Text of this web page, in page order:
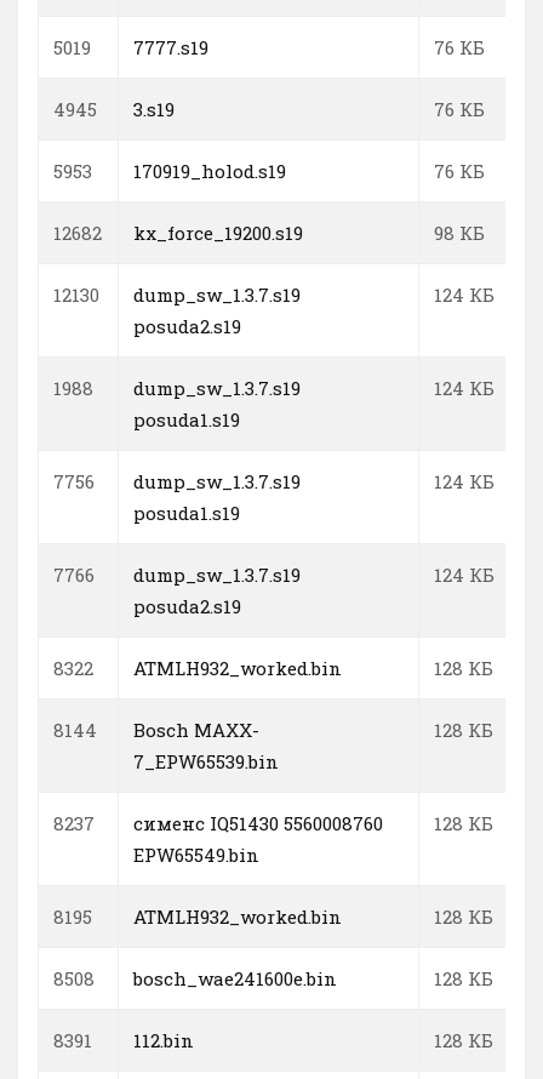
5019 7777.s19 76 КБ
4945 3.s19 76 КБ
5953 170919_holod.s19 76 КБ
12682 kx_force_19200.s19 98 КБ
12130
dump_sw_1.3.7.s19
posuda2.s19
124 КБ
1988
dump_sw_1.3.7.s19
posuda1.s19
124 КБ
7756
dump_sw_1.3.7.s19
posuda1.s19
124 КБ
7766
dump_sw_1.3.7.s19
posuda2.s19
124 КБ
8322 ATMLH932_worked.bin 128 КБ
8144
Bosch MAXX-
7_EPW65539.bin
128 КБ
8237
сименс IQ51430 5560008760
EPW65549.bin
128 КБ
8195 ATMLH932_worked.bin 128 КБ
8508 bosch_wae241600e.bin 128 КБ
8391 112.bin 128 КБ